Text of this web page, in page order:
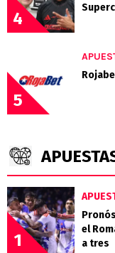
4
5
1
el
a tres